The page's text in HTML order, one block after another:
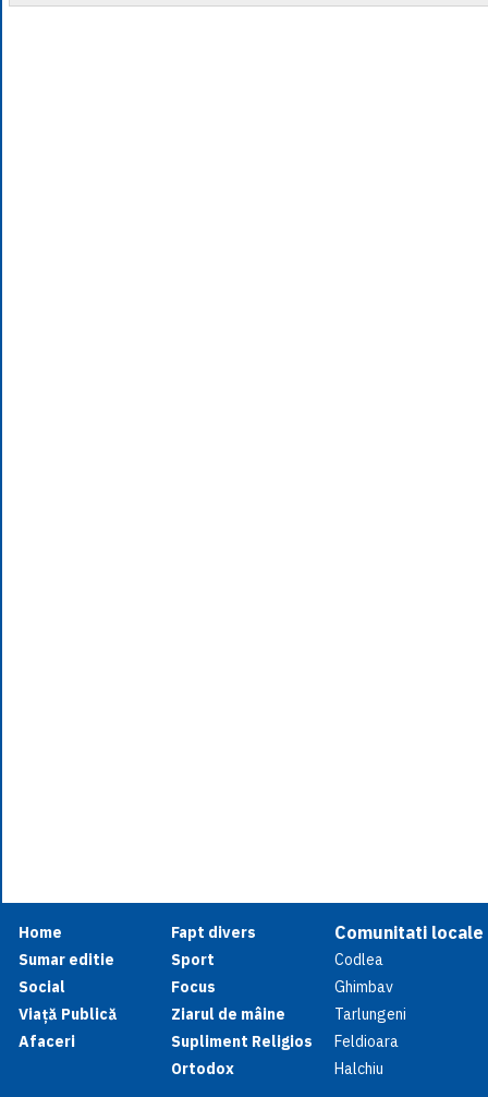
Home
Sumar editie
Social
Viață Publică
Afaceri
Fapt divers
Sport
Focus
Ziarul de mâine
Supliment Religios
Ortodox
Comunitati locale
Codlea
Ghimbav
Tarlungeni
Feldioara
Halchiu